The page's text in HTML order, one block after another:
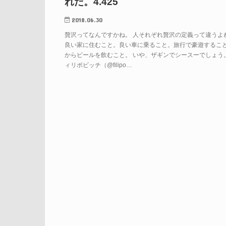
2018.06.30
贅沢ってなんですかね。 人それぞれ贅沢の定義って違うよ
良い家に住むこと。良い車に乗ること。旅行で豪遊するこ
からビールを飲むこと。 いや、ザギンでシースーでしょ
ィリポビッチ（@filipo…